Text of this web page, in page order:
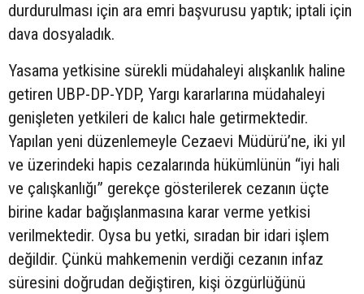
durdurulması için ara emri başvurusu yaptık; iptali için
dava dosyaladık.
Yasama yetkisine sürekli müdahaleyi alışkanlık haline
getiren UBP-DP-YDP, Yargı kararlarına müdahaleyi
genişleten yetkileri de kalıcı hale getirmektedir.
Yapılan yeni düzenlemeyle Cezaevi Müdürü’ne, iki yıl
ve üzerindeki hapis cezalarında hükümlünün “iyi hali
ve çalışkanlığı” gerekçe gösterilerek cezanın üçte
birine kadar bağışlanmasına karar verme yetkisi
verilmektedir. Oysa bu yetki, sıradan bir idari işlem
değildir. Çünkü mahkemenin verdiği cezanın infaz
süresini doğrudan değiştiren, kişi özgürlüğünü